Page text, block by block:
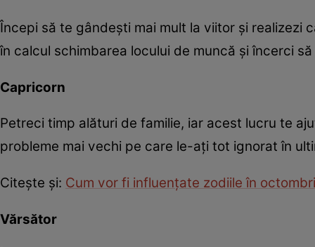
Începi să te gândeşti mai mult la viitor şi realizezi
în calcul schimbarea locului de muncă şi încerci
Capricorn
Petreci timp alături de familie, iar acest lucru te
probleme mai vechi pe care le-aţi tot ignorat în
Citeşte şi: Cum vor fi influenţate zodiile în
Vărsător